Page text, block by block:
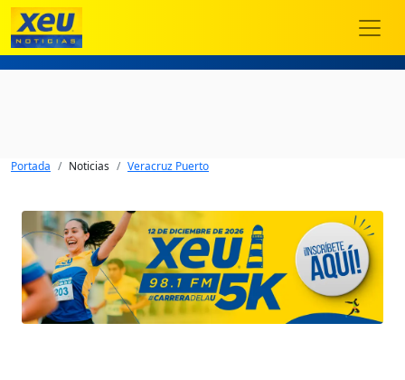
Portada Noticias Veracruz Puerto